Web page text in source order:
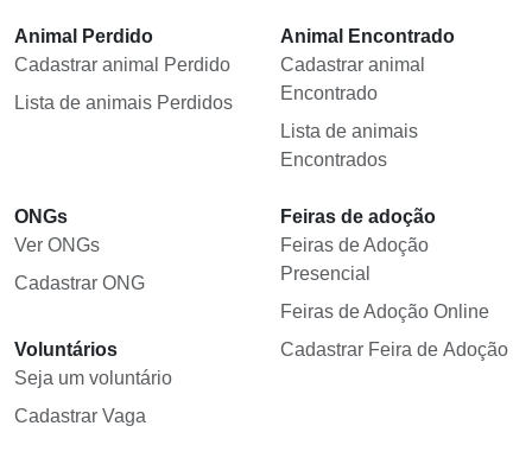
Animal Perdido
Cadastrar animal Perdido
Lista de animais Perdidos
Animal Encontrado
Cadastrar animal
Encontrado
Lista de animais
Encontrados
ONGs
Ver ONGs
Cadastrar ONG
Voluntários
Seja um voluntário
Cadastrar Vaga
Feiras de adoção
Feiras de Adoção
Presencial
Feiras de Adoção Online
Cadastrar Feira de Adoção